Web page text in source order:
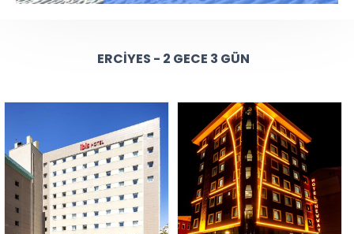
ERCIYES - 2 GECE 3 GÜN